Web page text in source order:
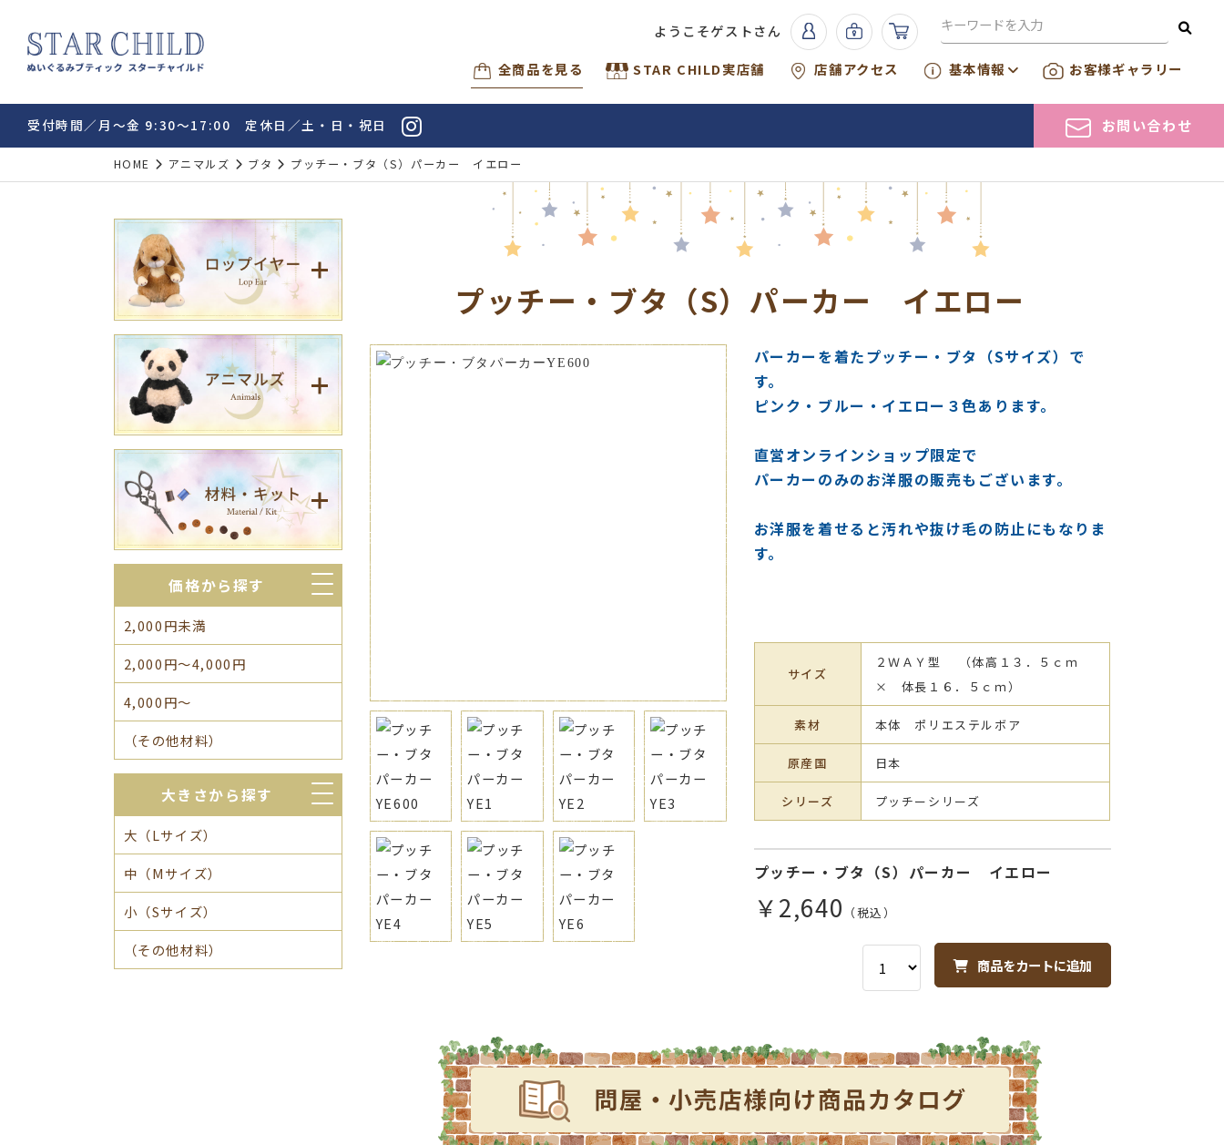
ようこそゲストさん
全商品を見る
STAR CHILD実店舗 店舗アクセス 基本情報 お客様ギャラリー
受付時間／月～金 9:30～17:00 定休日／土・日・祝日 お問い合わせ
HOME アニマルズ ブタ プッチー・ブタ（S）パーカー イエロー
価格から探す
2,000円未満
2,000円～4,000円
4,000円～
（その他材料）
大きさから探す
大（Lサイズ）
中（Mサイズ）
小（Sサイズ）
（その他材料）
プッチー・ブタ（S）パーカー イエロー
パーカーを着たプッチー・ブタ（Sサイズ）で
す。
ピンク・ブルー・イエロー３色あります。
直営オンラインショップ限定で
パーカーのみのお洋服の販売もございます。
お洋服を着せると汚れや抜け毛の防止にもなりま
す。
サイズ
２ＷＡＹ型 （体高１３．５ｃｍ
× 体長１６．５ｃｍ）
素材 本体 ポリエステルボア
原産国 日本
シリーズ プッチーシリーズ
プッチー・ブタ（S）パーカー イエロー
￥2,640 （税込）
商品をカートに追加